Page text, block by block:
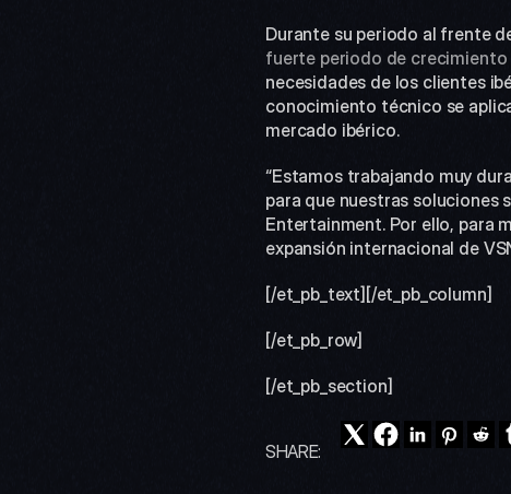
fuerte periodo de crecimiento
necesidades de los clientes
conocimiento técnico se
mercado ibérico.
“Estamos trabajando muy
para que nuestras soluciones
Entertainment. Por ello, para
expansión internacional de
[/et_pb_text][/et_pb_column]
[/et_pb_row]
[/et_pb_section]
SHARE: